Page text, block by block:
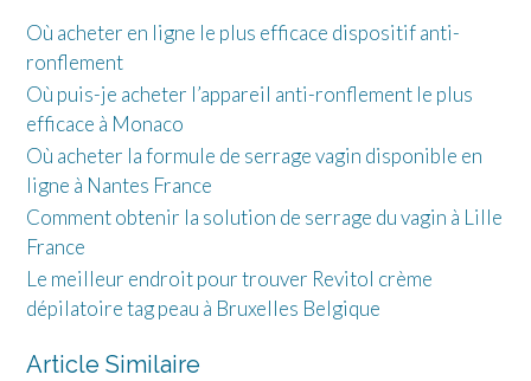
Où acheter en ligne le plus efficace dispositif anti-
ronflement
Où puis-je acheter l’appareil anti-ronflement le plus
efficace à Monaco
Où acheter la formule de serrage vagin disponible en
ligne à Nantes France
Comment obtenir la solution de serrage du vagin à Lille
France
Le meilleur endroit pour trouver Revitol crème
dépilatoire tag peau à Bruxelles Belgique
Article Similaire